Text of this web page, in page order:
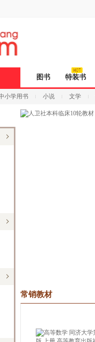
图书 特装书
小学用书 小说 文学
常销教材